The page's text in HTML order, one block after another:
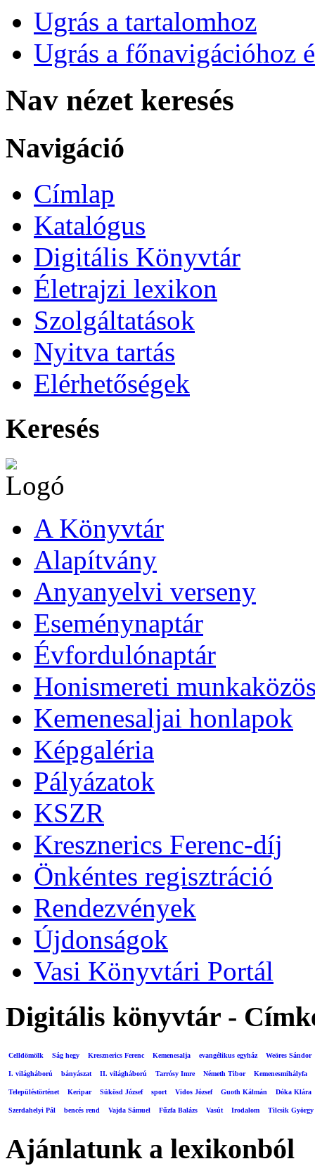
Ugrás a tartalomhoz
Ugrás a főnavigációhoz
Nav nézet keresés
Navigáció
Címlap
Katalógus
Digitális Könyvtár
Életrajzi lexikon
Szolgáltatások
Nyitva tartás
Elérhetőségek
Keresés
A Könyvtár
Alapítvány
Anyanyelvi verseny
Eseménynaptár
Évfordulónaptár
Honismereti
Kemenesaljai honlapok
Képgaléria
Pályázatok
KSZR
Kresznerics Ferenc-díj
Önkéntes regisztráció
Rendezvények
Újdonságok
Vasi Könyvtári Portál
Digitális könyvtár -
Celldömölk Ság hegy Kresznerics Ferenc Kemenesalja evangélikus egyház Weöres Sándor
I. világháború bányászat II. világháború Tarrósy Imre Németh Tibor Kemenesmihályfa
Településtörténet Keripar Sükösd József sport Vidos József Guoth Kálmán Dóka Klára
Szerdahelyi Pál bencés rend Vajda Sámuel Fűzfa Balázs Vasút Irodalom Tilcsik György
Ajánlatunk a lexikonból